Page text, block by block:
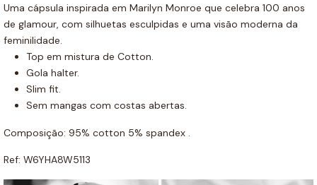
Uma cápsula inspirada em Marilyn Monroe que celebra 100 anos
de glamour, com silhuetas esculpidas e uma visão moderna da
feminilidade.
Top em mistura de Cotton.
Gola halter.
Slim fit.
Sem mangas com costas abertas.
Composição: 95% cotton 5% spandex .
Ref: W6YHA8W5113